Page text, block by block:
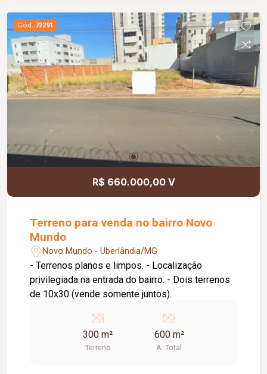
Cód. 72291
R$ 660.000,00 V
Terreno para venda no bairro Novo
Mundo
Novo Mundo - Uberlândia/MG
- Terrenos planos e limpos. - Localização
privilegiada na entrada do bairro. - Dois terrenos
de 10x30 (vende somente juntos).
300 m²
Terreno
600 m²
A. Total